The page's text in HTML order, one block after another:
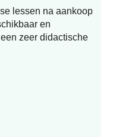
lessen na aankoop
en
zeer didactische